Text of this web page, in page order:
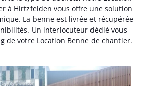
à Hirtzfelden vous offre une solution
La benne est livrée et récupérée
Un interlocuteur dédié vous
de votre Location Benne de chantier.